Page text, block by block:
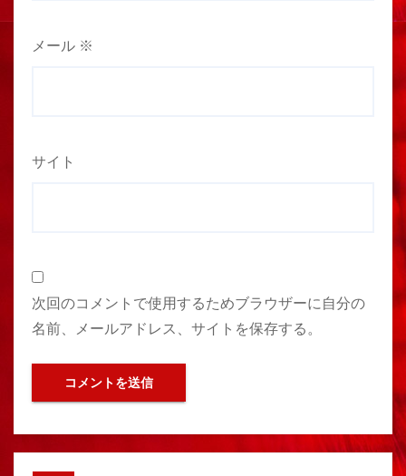
メール ※
サイト
次回のコメントで使用するためブラウザーに自分の
名前、メールアドレス、サイトを保存する。